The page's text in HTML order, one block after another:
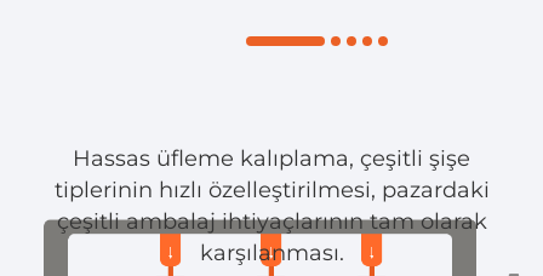
Hassas üfleme kalıplama, çeşitli şişe
tiplerinin hızlı özelleştirilmesi, pazardaki
çeşitli ambalaj ihtiyaçlarının tam olarak
karşılanması.